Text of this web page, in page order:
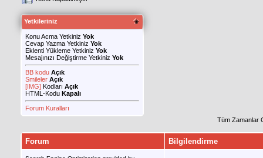
Yetkileriniz
Konu Acma Yetkiniz Yok
Cevap Yazma Yetkiniz Yok
Eklenti Yükleme Yetkiniz Yok
Mesajınızı Değiştirme Yetkiniz Yok
BB kodu Açık
Smileler Açık
[IMG] Kodları Açık
HTML-Kodu Kapalı
Forum Kuralları
Tüm Zamanlar
Forum Bilgilendirme